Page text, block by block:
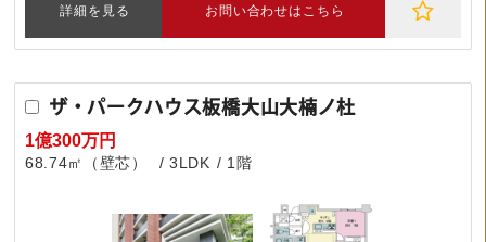
詳細を見る お問い合わせはこちら
ザ・パークハウス板橋大山大楠ノ杜
1億300万円
68.74㎡（壁芯） 3LDK 1階